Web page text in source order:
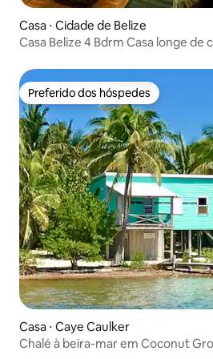
Casa ⋅ Cidade de Belize
Casa Belize 4 Bdrm Casa longe de
Preferido dos hóspedes
Preferido dos hóspedes
Casa ⋅ Caye Caulker
Chalé à beira-mar em Coconut